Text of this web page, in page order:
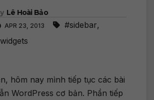
Lê Hoài Bảo
APR 23, 2013 #sidebar,
hôm nay mình tiếp tục các bài
WordPress cơ bản. Phần tiếp